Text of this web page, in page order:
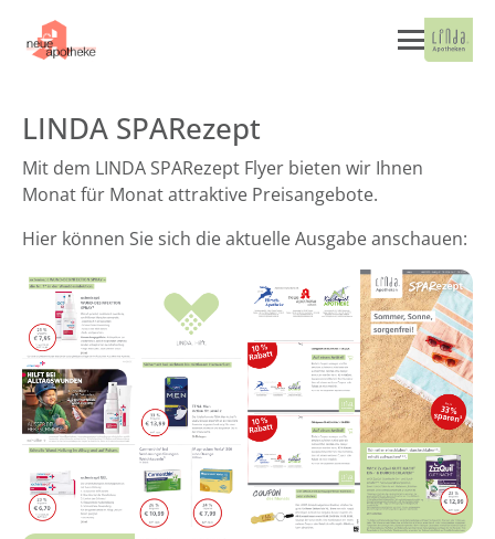
LINDA SPARezept
Mit dem LINDA SPARezept Flyer bieten wir Ihnen
Monat für Monat attraktive Preisangebote.
Hier können Sie sich die aktuelle Ausgabe anschauen: